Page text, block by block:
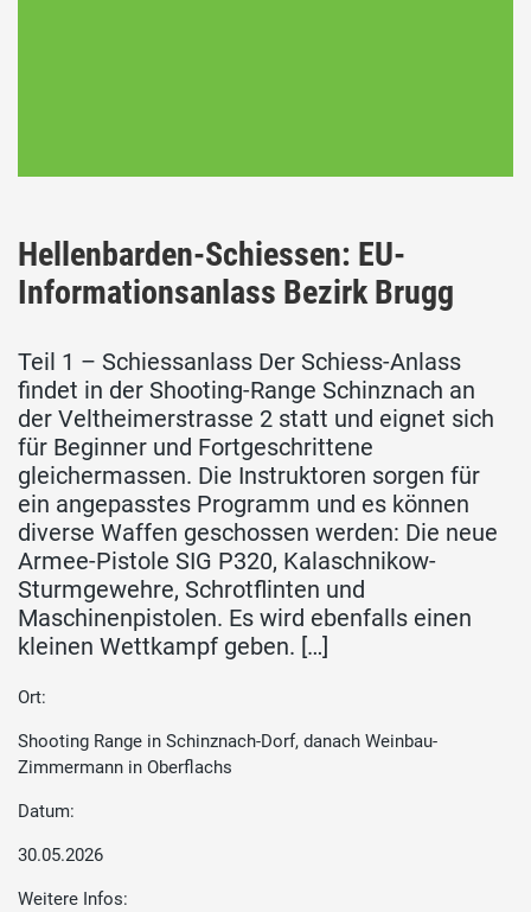
Hellenbarden-Schiessen: EU-
Informationsanlass Bezirk Brugg
Teil 1 – Schiessanlass Der Schiess-Anlass
findet in der Shooting-Range Schinznach an
der Veltheimerstrasse 2 statt und eignet sich
für Beginner und Fortgeschrittene
gleichermassen. Die Instruktoren sorgen für
ein angepasstes Programm und es können
diverse Waffen geschossen werden: Die neue
Armee-Pistole SIG P320, Kalaschnikow-
Sturmgewehre, Schrotflinten und
Maschinenpistolen. Es wird ebenfalls einen
kleinen Wettkampf geben. […]
Ort:
Shooting Range in Schinznach-Dorf, danach Weinbau-
Zimmermann in Oberflachs
Datum:
30.05.2026
Weitere Infos: